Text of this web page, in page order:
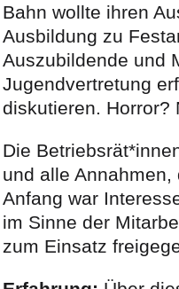
Bahn wollte ihren
Ausbildung zu
Auszubildende und
Jugendvertretung
diskutieren. Horror?
Die
und alle
Anfang war
im Sinne der
zum Einsatz